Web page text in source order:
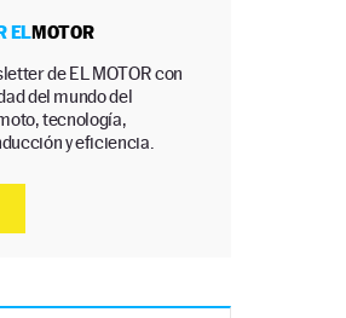
ELMOTOR
de EL MOTOR con
del mundo del
tecnología,
y eficiencia.